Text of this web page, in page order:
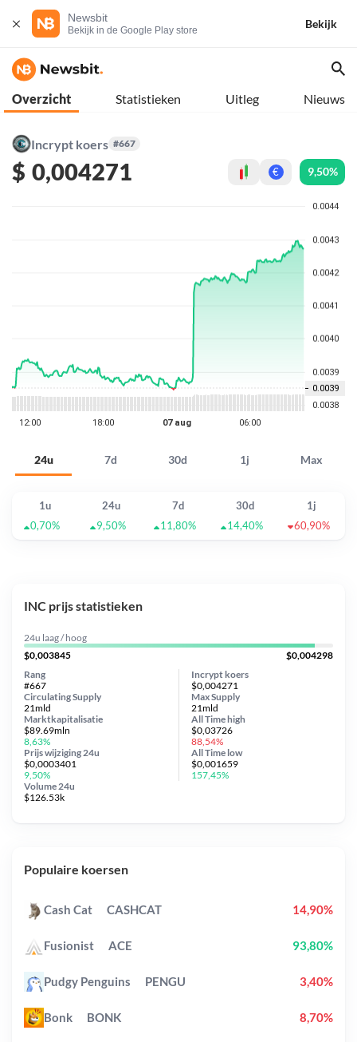
Newsbit
Bekijk in de Google Play store
Bekijk
Overzicht Statistieken Uitleg Nieuws
Incrypt koers #667
$ 0,004271 € 9,50%
24u 7d 30d 1j Max
1u 24u 7d 30d
1j
0,70%
9,50% 11,80% 14,40% 60,90%
INC prijs statistieken
24u laag / hoog
$0,003845
$0,004298
Incrypt koers
$0,004271
Circulating Supply
21mld
Prijs wijziging 24u
$0,0003401
9,50%
Max Supply
21mld
Marktkapitalisatie
$89.69mln
8,63%
Volume 24u
$126.53k
Rang
#667
All Timehigh
$0,03726
88,54%
All Time low
$0,001659
157,45%
Populaire koersen
Cash Cat CASHCAT 14,90%
Fusionist ACE 93,80%
Pudgy Penguins PENGU 3,40%
Bonk BONK 8,70%